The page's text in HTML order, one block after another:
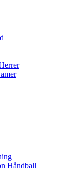
Håndball